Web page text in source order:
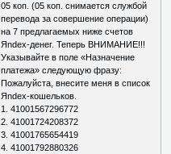
05 коп. (05 коп. снимается службой
перевода за совершение операции)
на 7 предлагаемых ниже счетов
Яndex-денег. Теперь ВНИМАНИЕ!!!
Указывайте в поле «Назначение
платежа» следующую фразу:
Пожалуйста, внесите меня в список
Яndex-кошельков.
1. 41001567296772
2. 41001724208372
3. 41001765654419
4. 41001792880326